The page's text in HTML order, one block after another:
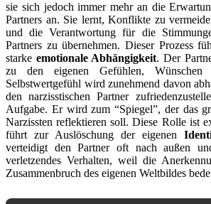
sie sich jedoch immer mehr an die
Partners an. Sie lernt, Konflikte zu
und die Verantwortung für die
Partners zu übernehmen. Dieser Prozess
starke emotionale Abhängigkeit. Der
zu den eigenen Gefühlen, Wünschen
Selbstwertgefühl wird zunehmend davon
den narzisstischen Partner
Aufgabe. Er wird zum “Spiegel”, der das
Narzissten reflektieren soll. Diese Rolle ist
führt zur Auslöschung der eigenen
verteidigt den Partner oft nach außen
verletzendes Verhalten, weil die
Zusammenbruch des eigenen Weltbildes